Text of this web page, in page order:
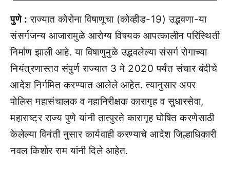
पुणे : राज्यात कोरोना विषाणूचा (कोव्हीड-19) उद्भवणा-या
संसर्गजन्य आजारामुळे आरोग्य विषयक आपत्कालीन परिस्थिती
निर्माण झाली आहे. या विषाणुमुळे उद्भवलेल्या संसर्ग रोगाच्या
नियंत्रणास्तव संपुर्ण राज्यात 3 मे 2020 पर्यंत संचार बंदीचे
आदेश निर्गमित करण्यात आलेले आहेत. त्यानुसार अपर
पोलिस महासंचालक व महानिरीक्षक कारागृह व सुधारसेवा,
महाराष्ट्र राज्य पुणे यांनी तात्पुरते कारागृह घोषित करणेसाठी
केलेल्या विनंती नुसार कार्यवाही करण्याचे आदेश जिल्हाधिकारी
नवल किशोर राम यांनी दिले आहेत.